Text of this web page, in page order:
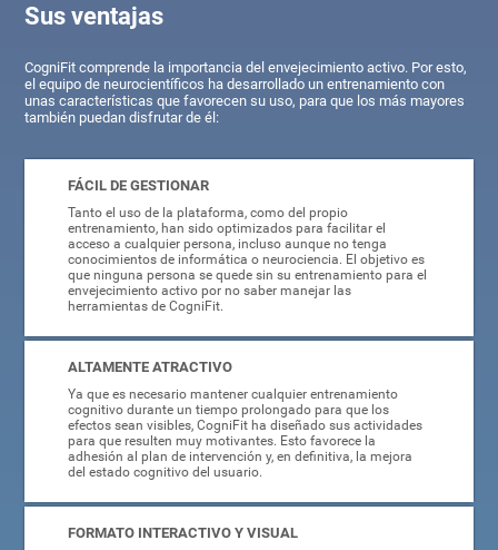
Sus ventajas
CogniFit comprende la importancia del envejecimiento activo. Por esto,
el equipo de neurocientíficos ha desarrollado un entrenamiento con
unas características que favorecen su uso, para que los más mayores
también puedan disfrutar de él:
FÁCIL DE GESTIONAR
Tanto el uso de la plataforma, como del propio
entrenamiento, han sido optimizados para facilitar el
acceso a cualquier persona, incluso aunque no tenga
conocimientos de informática o neurociencia. El objetivo es
que ninguna persona se quede sin su entrenamiento para el
envejecimiento activo por no saber manejar las
herramientas de CogniFit.
ALTAMENTE ATRACTIVO
Ya que es necesario mantener cualquier entrenamiento
cognitivo durante un tiempo prolongado para que los
efectos sean visibles, CogniFit ha diseñado sus actividades
para que resulten muy motivantes. Esto favorece la
adhesión al plan de intervención y, en definitiva, la mejora
del estado cognitivo del usuario.
FORMATO INTERACTIVO Y VISUAL